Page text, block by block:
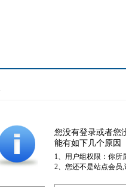
您没有登录或者您
能有如下几个原因
1、用户组权限：你所
2、您还不是站点会员